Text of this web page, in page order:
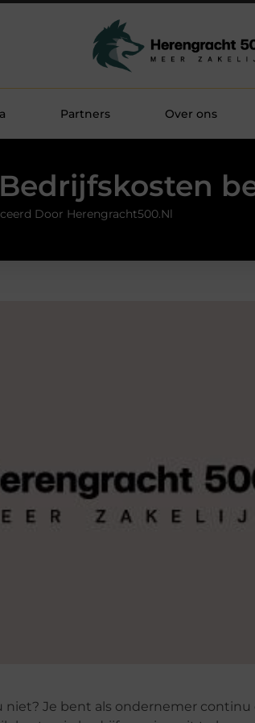
Partners Over ons
Door Herengracht500.nl
Je bent als ondernemer continu